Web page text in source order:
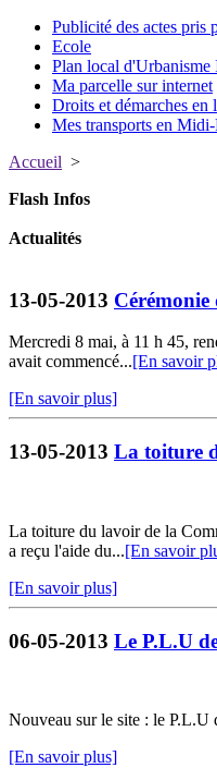
Publicité des actes pris
Ecole
Plan local d'Urbanisme
Ma parcelle sur internet
Droits et démarches en
Mes transports en Midi-
Accueil >
Flash Infos
Actualités
13-05-2013
Mercredi 8 mai, à 11 h 45,
avait commencé...[En savoir
[En savoir plus]
13-05-2013 La toiture
La toiture du lavoir de la
a reçu l'aide du...[En savoir
[En savoir plus]
06-05-2013 Le P.L.U
Nouveau sur le site : le P.L.U
[En savoir plus]